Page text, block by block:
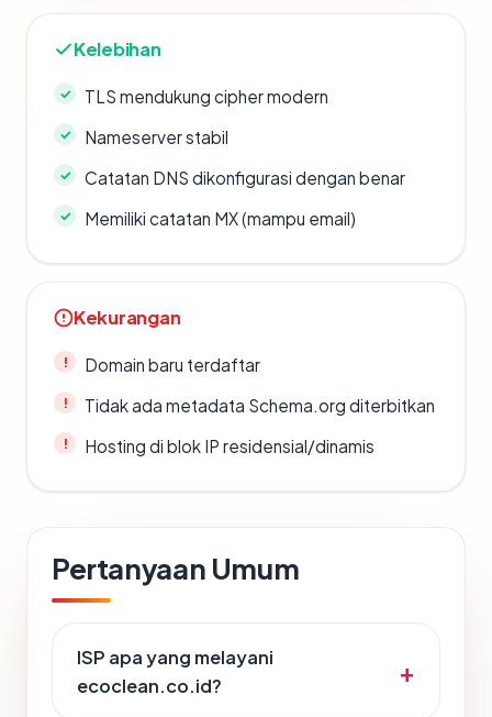
Kelebihan
TLS mendukung cipher modern
Nameserver stabil
Catatan DNS dikonfigurasi dengan benar
Memiliki catatan MX (mampu email)
Kekurangan
Domain baru terdaftar
Tidak ada metadata Schema.org diterbitkan
Hosting di blok IP residensial/dinamis
Pertanyaan Umum
ISP apa yang melayani
ecoclean.co.id?